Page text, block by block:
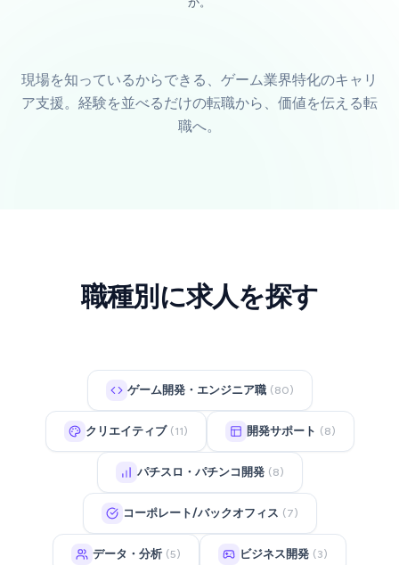
現場を知っているからできる、ゲーム業界特化のキャリ
ア支援。経験を並べるだけの転職から、価値を伝える転
職へ。
職種別に求人を探す
ゲーム開発・エンジニア職 (80)
クリエイティブ (11) 開発サポート (8)
パチスロ・パチンコ開発 (8)
コーポレート/バックオフィス (7)
データ・分析 (5) ビジネス開発 (3)